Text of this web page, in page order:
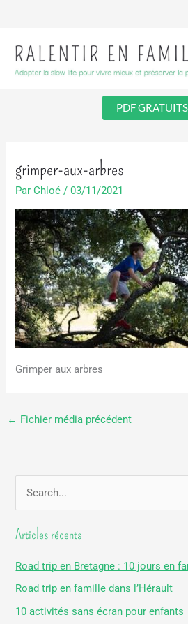
PDF GRATUITS
grimper-aux-arbres
ParChloé/03/11/2021
Grimper aux arbres
← Fichier média précédent
c
r
c
Articles récents
Road trip en Bretagne : 10 jours en
Road trip en famille dans l’Hérault
10 activités sans écran pour enfants